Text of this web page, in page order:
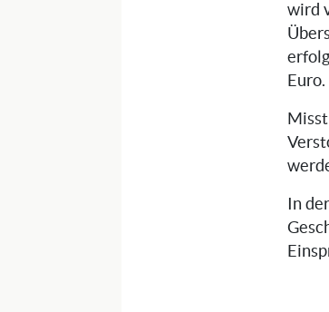
wird
Euro.
In